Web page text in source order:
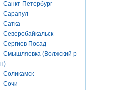
Санкт-Петербург
Сарапул
Сатка
Северобайкальск
Сергиев Посад
Смышляевка (Волжский р-
н)
Соликамск
Сочи